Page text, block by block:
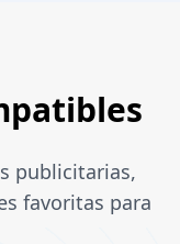
publicitarias,
favoritas para